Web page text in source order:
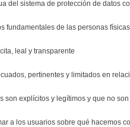
del sistema de protección de datos
fundamentales de las personas físicas
leal y transparente
pertinentes y limitados en
son explícitos y legítimos y que no
a los usuarios sobre qué hacemos